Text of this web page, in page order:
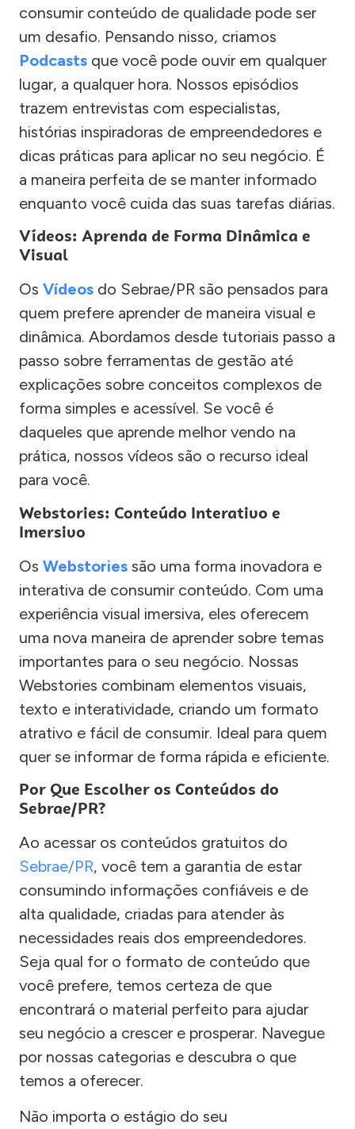
consumir conteúdo de qualidade pode ser
um desafio. Pensando nisso, criamos
Podcasts que você pode ouvir em qualquer
lugar, a qualquer hora. Nossos episódios
trazem entrevistas com especialistas,
histórias inspiradoras de empreendedores e
dicas práticas para aplicar no seu negócio. É
a maneira perfeita de se manter informado
enquanto você cuida das suas tarefas diárias.
Vídeos: Aprenda de Forma Dinâmica e
Visual
Os Vídeos do Sebrae/PR são pensados para
quem prefere aprender de maneira visual e
dinâmica. Abordamos desde tutoriais passo a
passo sobre ferramentas de gestão até
explicações sobre conceitos complexos de
forma simples e acessível. Se você é
daqueles que aprende melhor vendo na
prática, nossos vídeos são o recurso ideal
para você.
Webstories: Conteúdo Interativo e
Imersivo
Os Webstories são uma forma inovadora e
interativa de consumir conteúdo. Com uma
experiência visual imersiva, eles oferecem
uma nova maneira de aprender sobre temas
importantes para o seu negócio. Nossas
Webstories combinam elementos visuais,
texto e interatividade, criando um formato
atrativo e fácil de consumir. Ideal para quem
quer se informar de forma rápida e eficiente.
Por Que Escolher os Conteúdos do
Sebrae/PR?
Ao acessar os conteúdos gratuitos do
Sebrae/PR, você tem a garantia de estar
consumindo informações confiáveis e de
alta qualidade, criadas para atender às
necessidades reais dos empreendedores.
Seja qual for o formato de conteúdo que
você prefere, temos certeza de que
encontrará o material perfeito para ajudar
seu negócio a crescer e prosperar. Navegue
por nossas categorias e descubra o que
temos a oferecer.
Não importa o estágio do seu